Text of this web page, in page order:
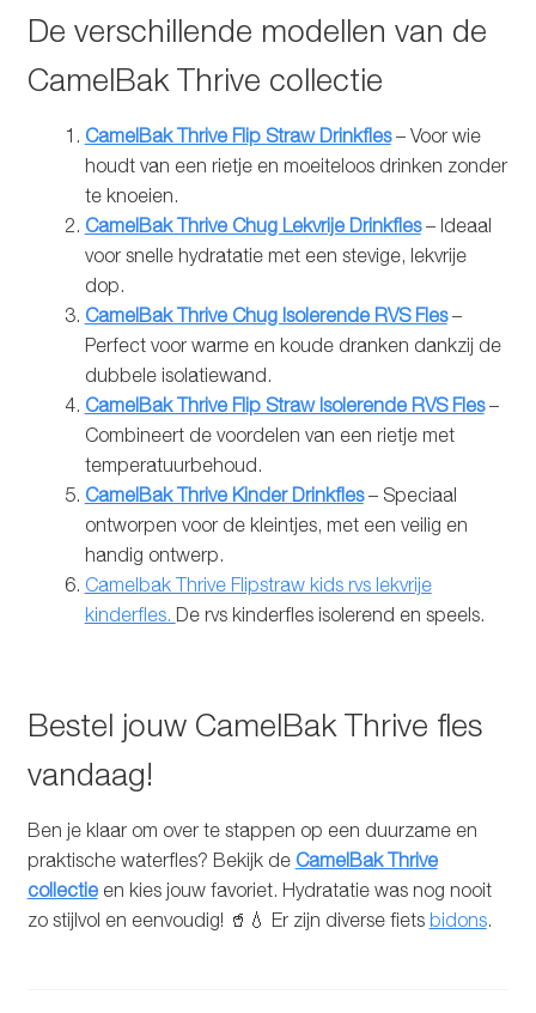
De verschillende modellen van de
CamelBak Thrive collectie
CamelBak Thrive Flip Straw Drinkfles– Voor wie
houdt van een rietje en moeiteloos drinken zonder
te knoeien.
CamelBak Thrive Chug Lekvrije Drinkfles– Ideaal
voor snelle hydratatie met een stevige, lekvrije
dop.
CamelBak Thrive Chug Isolerende RVS Fles–
Perfect voor warme en koude dranken dankzij de
dubbele isolatiewand.
CamelBak Thrive Flip Straw Isolerende RVS Fles–
Combineert de voordelen van een rietje met
temperatuurbehoud.
CamelBak Thrive Kinder Drinkfles– Speciaal
ontworpen voor de kleintjes, met een veilig en
handig ontwerp.
Camelbak Thrive Flipstraw kids rvs lekvrije
kinderfles. De rvs kinderfles isolerend en speels.
Bestel jouw CamelBak Thrive fles
vandaag!
Ben je klaar om over te stappen op een duurzame en
praktische waterfles? Bekijk de CamelBak Thrive
collectieen kies jouw favoriet. Hydratatie was nog nooit
zo stijlvol en eenvoudig! 🥤💧 Er zijn diverse fiets bidons.